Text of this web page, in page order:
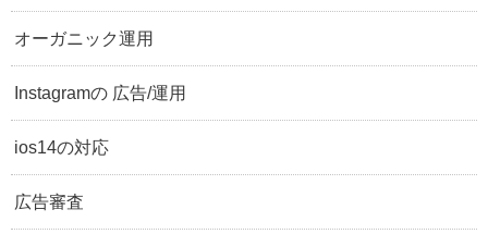
オーガニック運用
Instagramの 広告/運用
ios14の対応
広告審査